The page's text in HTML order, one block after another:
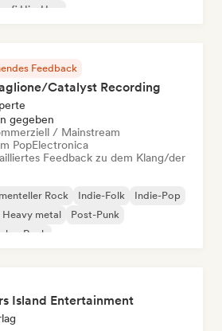
fi Hip-Hop
Feedback
Catalyst Recording
gegeben
/ Mainstream
PopElectronica
Feedback zu dem Klang/der
Rock Indie-Folk
Indie-Pop
metal
Post-Punk
Rock
Island Entertainment